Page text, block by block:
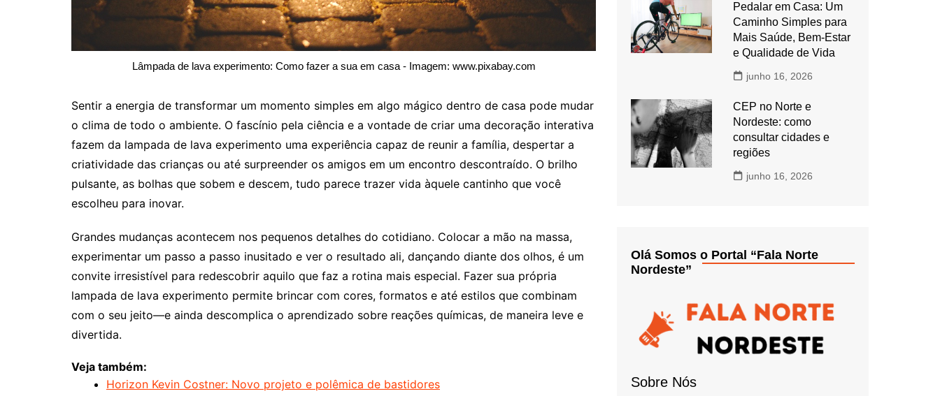
Lâmpada de lava experimento: Como fazer a sua em casa - Imagem: www.pixabay.com
Sentir a energia de transformar um momento simples em algo mágico dentro de casa pode mudar
o clima de todo o ambiente. O fascínio pela ciência e a vontade de criar uma decoração interativa
fazem da lampada de lava experimento uma experiência capaz de reunir a família, despertar a
criatividade das crianças ou até surpreender os amigos em um encontro descontraído. O brilho
pulsante, as bolhas que sobem e descem, tudo parece trazer vida àquele cantinho que você
escolheu para inovar.
Grandes mudanças acontecem nos pequenos detalhes do cotidiano. Colocar a mão na massa,
experimentar um passo a passo inusitado e ver o resultado ali, dançando diante dos olhos, é um
convite irresistível para redescobrir aquilo que faz a rotina mais especial. Fazer sua própria
lampada de lava experimento permite brincar com cores, formatos e até estilos que combinam
com o seu jeito—e ainda descomplica o aprendizado sobre reações químicas, de maneira leve e
divertida.
Veja também:
Horizon Kevin Costner: Novo projeto e polêmica de bastidores
Pedalar em Casa: Um
Caminho Simples para
Mais Saúde, Bem-Estar
e Qualidade de Vida
junho 16, 2026
CEP no Norte e
Nordeste: como
consultar cidades e
regiões
junho 16, 2026
Olá Somos o Portal “Fala Norte
Nordeste”
Sobre Nós